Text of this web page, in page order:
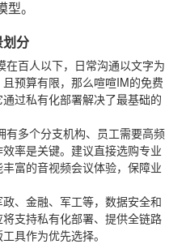
。
分
在百人以下，日常沟通以文字为
预算有限，那么喧喧IM的免费
过私有化部署解决了最基础的
有多个分支机构、员工需要高频
率是关键。建议直接选购专业
富的音视频会议体验，保障业
政、金融、军工等，数据安全和
支持私有化部署、提供全链路
具作为优先选择。